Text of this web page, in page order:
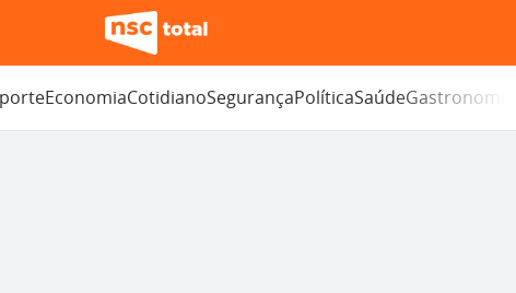
EconomiaCotidianoSegurançaPolíticaSaúdeGastronomia